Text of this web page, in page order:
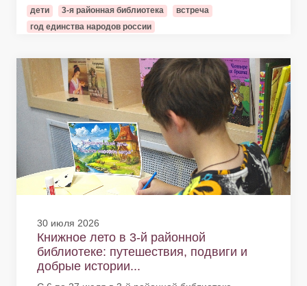
дети 3-я районная библиотека
встреча
год единства народов россии
30 июля 2026
Книжное лето в 3-й районной
библиотеке: путешествия, подвиги и
добрые истории...